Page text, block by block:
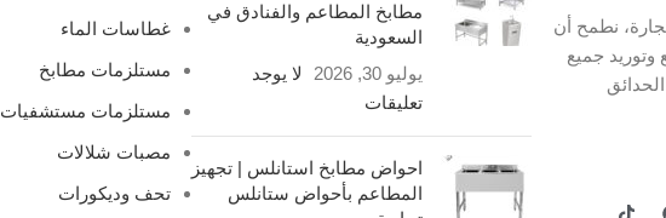
نطمح أن
جميع
مطابخ المطاعم والفنادق في
السعودية
يوليو 30, 2026
لا يوجد
تعليقات
احواض مطابخ استانلس | تجهيز
المطاعم بأحواض ستانلس
غطاسات الماء
مستلزمات مطابخ
مستلزمات مستشفيات
مصبات شلالات
تحف وديكورات